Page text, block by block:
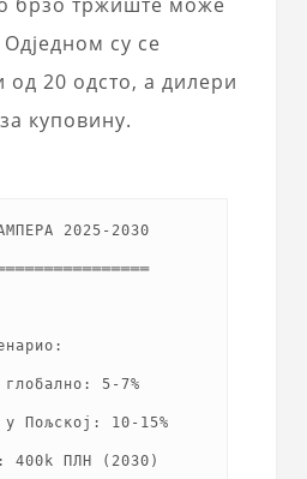
су се
од 20 одсто, а дилери
куповину.
2025-2030
5-7%
у Пољској: 10-15%
400k ПЛН (2030)